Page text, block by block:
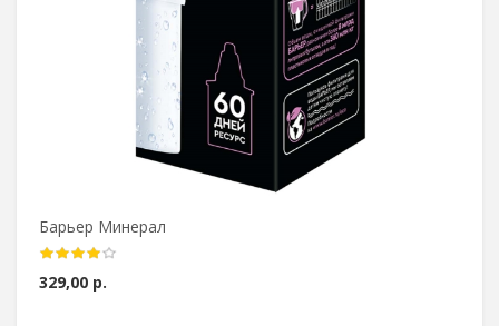
Барьер Минерал
329,00 р.